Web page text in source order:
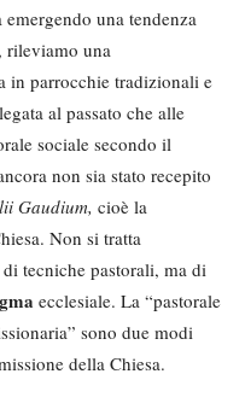
una tendenza
rileviamo una
in parrocchie tradizionali e
al passato che alle
sociale secondo il
non sia stato recepito
Gaudium, cioè la
Non si tratta
tecniche pastorali, ma di
ecclesiale. La “pastorale
sono due modi
della Chiesa.